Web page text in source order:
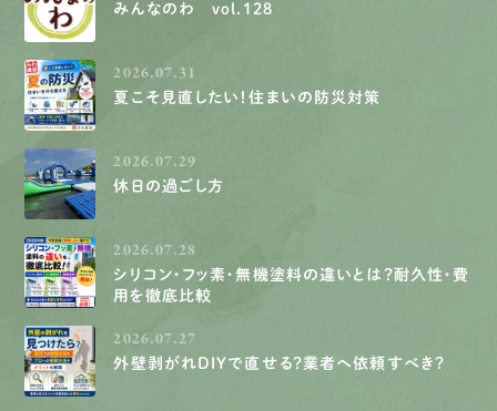
みんなのわ vol.128
2026.07.31
夏こそ見直したい！住まいの防災対策
2026.07.29
休日の過ごし方
2026.07.28
シリコン・フッ素・無機塗料の違いとは？耐久性・費
用を徹底比較
2026.07.27
外壁剥がれDIYで直せる？業者へ依頼すべき？